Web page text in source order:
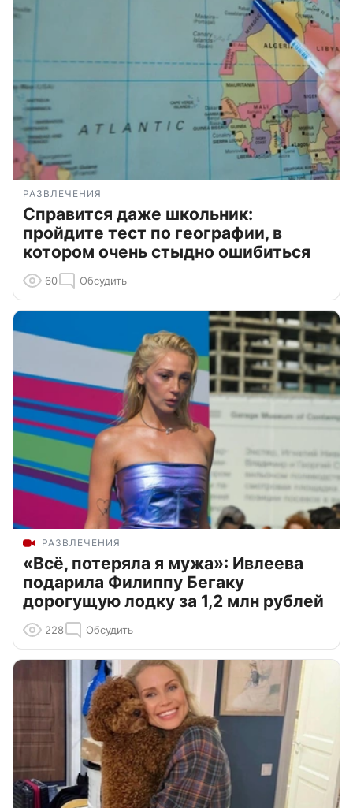
РАЗВЛЕЧЕНИЯ
Справится даже школьник:
пройдите тест по географии, в
котором очень стыдно ошибиться
60 Обсудить
РАЗВЛЕЧЕНИЯ
«Всё, потеряла я мужа»: Ивлеева
подарила Филиппу Бегаку
дорогущую лодку за 1,2 млн рублей
228 Обсудить